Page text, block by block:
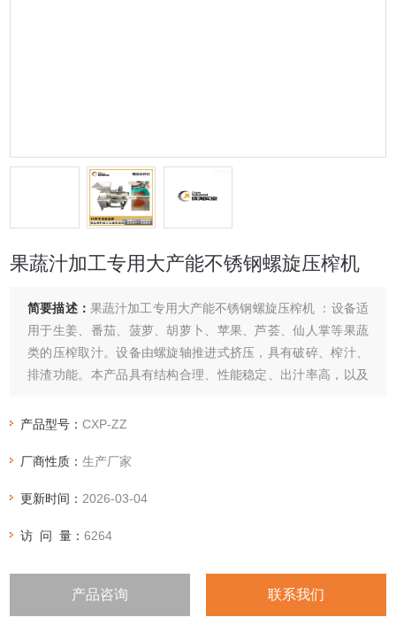
果蔬汁加工专用大产能不锈钢螺旋压榨机
简要描述： 果蔬汁加工专用大产能不锈钢螺旋压榨机 ：设备适
用于生姜、番茄、菠萝、胡萝卜、苹果、芦荟、仙人掌等果蔬
类的压榨取汁。设备由螺旋轴推进式挤压，具有破碎、榨汁、
排渣功能。本产品具有结构合理、性能稳定、出汁率高，以及
产品型号：CXP-ZZ
厂商性质：生产厂家
更新时间： 2026-03-04
访 问 量：6264
产品咨询 联系我们